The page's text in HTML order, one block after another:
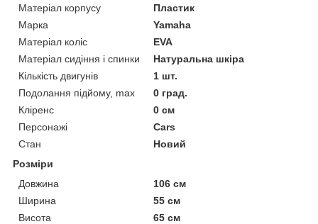
Матеріал корпусу
Пластик
Марка
Yamaha
Матеріал коліс
EVA
Матеріал сидіння і спинки
Натуральна шкіра
Кількість двигунів
1 шт.
Подолання підйому, max
0 град.
Кліренс
0 см
Персонажі
Cars
Стан
Новий
Розміри
Довжина
106 см
Ширина
55 см
Висота
65 см